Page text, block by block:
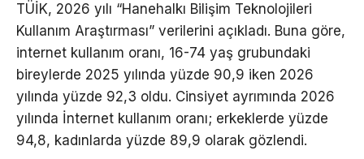
TÜİK, 2026 yılı “Hanehalkı Bilişim Teknolojileri
Kullanım Araştırması” verilerini açıkladı. Buna göre,
internet kullanım oranı, 16-74 yaş grubundaki
bireylerde 2025 yılında yüzde 90,9 iken 2026
yılında yüzde 92,3 oldu. Cinsiyet ayrımında 2026
yılında İnternet kullanım oranı; erkeklerde yüzde
94,8, kadınlarda yüzde 89,9 olarak gözlendi.